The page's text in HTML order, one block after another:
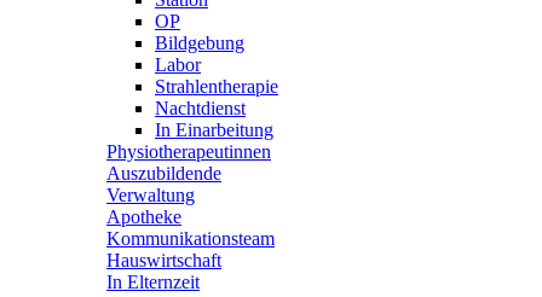
OP
Bildgebung
Labor
Strahlentherapie
Nachtdienst
In Einarbeitung
Physiotherapeutinnen
Auszubildende
Verwaltung
Apotheke
Kommunikationsteam
Hauswirtschaft
In Elternzeit